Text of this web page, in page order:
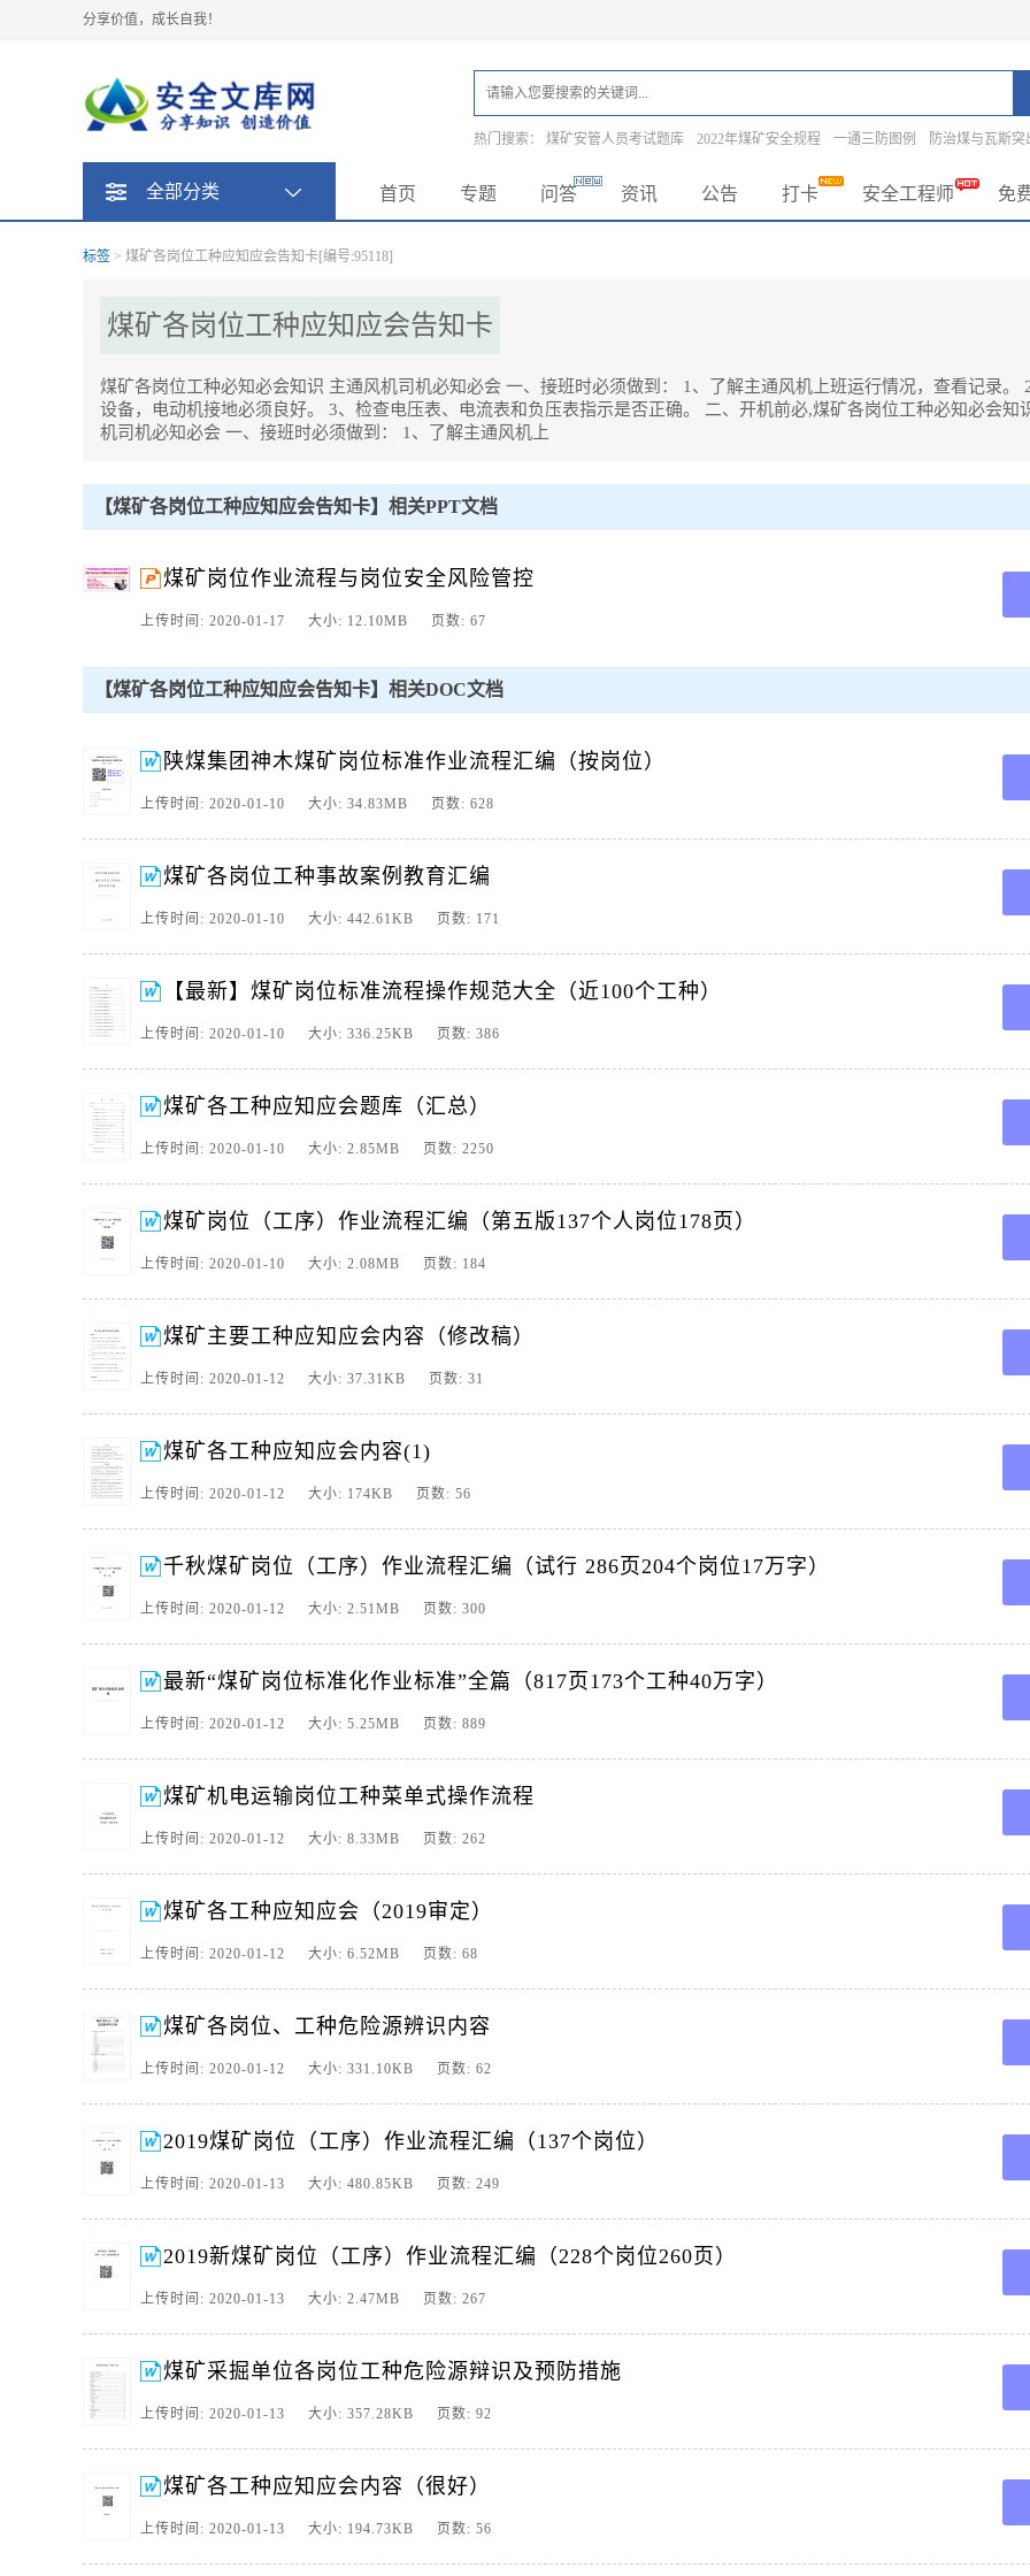
分享价值，成长自我！
热门搜索： 煤矿安管人员考试题库 2022年煤矿安全规程 一通三防图例
防治煤与瓦斯突
全部分类 首页 专题 问答 资讯 公告 打卡 安全工程师 免
标签 > 煤矿各岗位工种应知应会告知卡[编号:95118]
煤矿各岗位工种应知应会告知卡
煤矿各岗位工种必知必会知识 主通风机司机必知必会 一、接班时必须做到： 1、了解主通风机上班运行情况，查看记录。
设备，电动机接地必须良好。 3、检查电压表、电流表和负压表指示是否正确。 二、开机前必,煤矿各岗位工种必知必会知
机司机必知必会 一、接班时必须做到： 1、了解主通风机上
3、检查电压表、电流表和负压表指示是否正确。 二、开机前必。
3、中煤华晋集团公司煤矿岗位安全管理专题培训煤矿岗位作业流程与岗位安全风险管控Coalminepostoperationprocessandpostsafetyriskcontrol,0,主讲宁尚根山
学院教授山东大学高端签约培训师煤矿安全生产标准化。
6、 煤矿采掘单位各岗位工种危险源辩识 目录 回采系统岗位危险源辨识及预防 5 一、采煤机司机（采煤机检修工） 5 二、液压支架工（液压支架检修工）
支护工 6 四、刮板输送机司机（刮板输送机检修工） 6 五。
8、更多煤矿资料，请微信关注：煤矿安全知识 XX煤矿岗位（工序）作业流程 汇 编 （试 行） 二一X年一月十九日 前 言 XX煤矿全面落实公司 “012345”主
10、煤矿各工种应知应会（2019审定） 83个工种 209年三月一日 煤矿安全知识 目录 矿井防尘工 5 矿井通风工 5 瓦斯检查工 6 安全员 6 井口检身工 7 测量
采工 8 一、管路的运输： 8 二、管路的安装、拆卸。
12、 煤矿岗位标准化作业标准 目 录 采煤篇通用标准 2 综采工作面采煤机司机作业标准 13 综采工作面胶带输送机司机作业标准 23 综采工作面刮板输送机
准 30 综采工作面转载机司机作业标准 36 综。
14、第一部分 煤矿应知应会公共部分 通用部分： 1、煤矿安全生产方针是：安全第一，预防为主、综合治理。 2、煤矿“三大规程”是：煤矿安全规程、作
作规程。 3、“三违”是指：违章指挥、违章作业、违反劳动纪。
16、目录 第一章 采煤专业 5 第一节 综采采煤机司机岗位标准流程操作规范 5 第二节 支架工岗位标准流程操作规范 8 第三节 端头支护工岗位标准流程操作
四节 放煤工岗位标准流程操作规范 18 第五节 控制台司机岗。
18、 陕煤集团神木XXX矿业公司 陕煤集团XX煤矿岗位标准作业流程汇编 二零一八年十月 微信关注公众号：煤矿安全知识 下载更多煤矿资料 编写委员会
XXX XXX 副 主 任：XXX XXX 委 员：XXX XXX XXX XXX XXX XXX。
【煤矿各岗位工种应知应会告知卡】相关PPT文档
煤矿岗位作业流程与岗位安全风险管控
上传时间: 2020-01-17 大小: 12.10MB 页数: 67
【煤矿各岗位工种应知应会告知卡】相关DOC文档
陕煤集团神木煤矿岗位标准作业流程汇编（按岗位）
上传时间: 2020-01-10 大小: 34.83MB 页数: 628
煤矿各岗位工种事故案例教育汇编
上传时间: 2020-01-10 大小: 442.61KB 页数: 171
【最新】煤矿岗位标准流程操作规范大全（近100个工种）
上传时间: 2020-01-10 大小: 336.25KB 页数: 386
煤矿各工种应知应会题库（汇总）
上传时间: 2020-01-10 大小: 2.85MB 页数: 2250
煤矿岗位（工序）作业流程汇编（第五版137个人岗位178页）
上传时间: 2020-01-10 大小: 2.08MB 页数: 184
煤矿主要工种应知应会内容（修改稿）
上传时间: 2020-01-12 大小: 37.31KB 页数: 31
煤矿各工种应知应会内容(1)
上传时间: 2020-01-12 大小: 174KB 页数: 56
千秋煤矿岗位（工序）作业流程汇编（试行 286页204个岗位17万字）
上传时间: 2020-01-12 大小: 2.51MB 页数: 300
最新“煤矿岗位标准化作业标准”全篇（817页173个工种40万字）
上传时间: 2020-01-12 大小: 5.25MB 页数: 889
煤矿机电运输岗位工种菜单式操作流程
上传时间: 2020-01-12 大小: 8.33MB 页数: 262
煤矿各工种应知应会（2019审定）
上传时间: 2020-01-12 大小: 6.52MB 页数: 68
煤矿各岗位、工种危险源辨识内容
上传时间: 2020-01-12 大小: 331.10KB 页数: 62
2019煤矿岗位（工序）作业流程汇编（137个岗位）
上传时间: 2020-01-13 大小: 480.85KB 页数: 249
2019新煤矿岗位（工序）作业流程汇编（228个岗位260页）
上传时间: 2020-01-13 大小: 2.47MB 页数: 267
煤矿采掘单位各岗位工种危险源辩识及预防措施
上传时间: 2020-01-13 大小: 357.28KB 页数: 92
煤矿各工种应知应会内容（很好）
上传时间: 2020-01-13 大小: 194.73KB 页数: 56